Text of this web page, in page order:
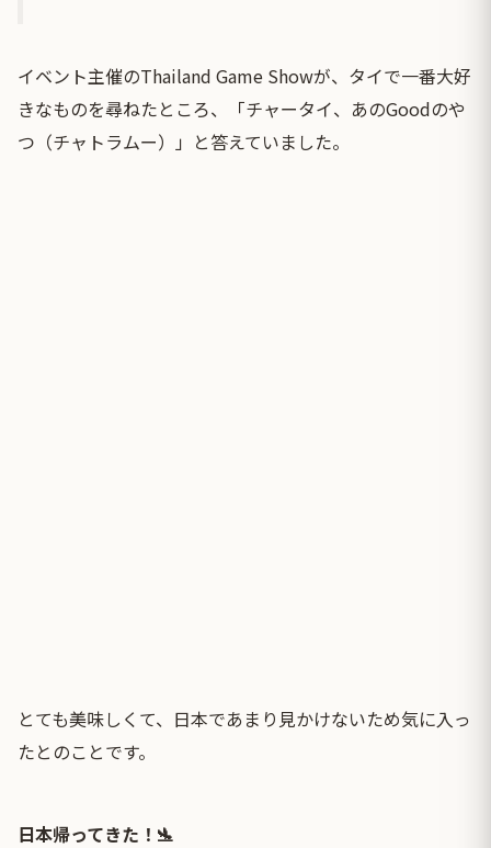
イベント主催のThailand Game Showが、タイで一番大好
きなものを尋ねたところ、「チャータイ、あのGoodのや
つ（チャトラムー）」と答えていました。
とても美味しくて、日本であまり見かけないため気に入っ
たとのことです。
日本帰ってきた！🛬